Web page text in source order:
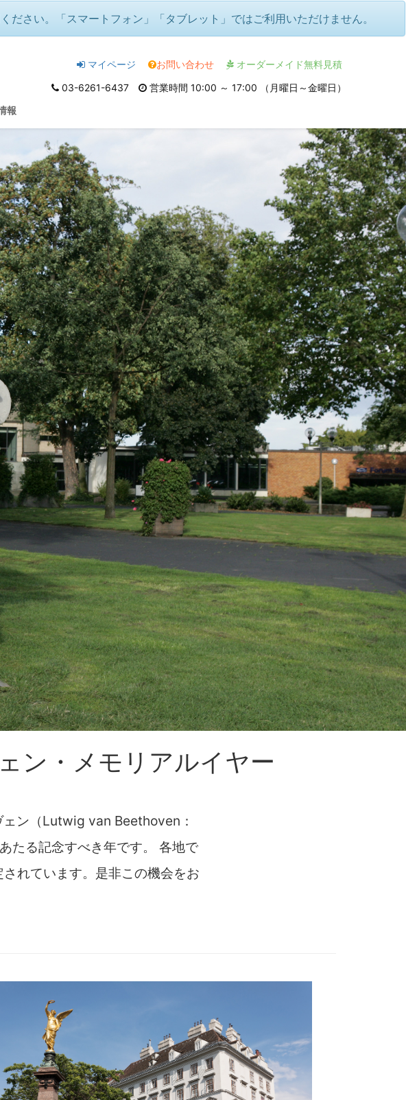
さい。「スマートフォン」「タブレット」ではご利用いただけません。
オーダーメイド無料見積
お問い合わせ
マイページ
03-6261-6437
営業時間 10:00 ～ 17:00 （月曜日～金曜日）
報
ーヴェン・メモリアルイヤー
ン・メモリアルイヤー
ン（Lutwig van Beethoven：
たる記念すべき年です。 各地で
れています。是非この機会をお